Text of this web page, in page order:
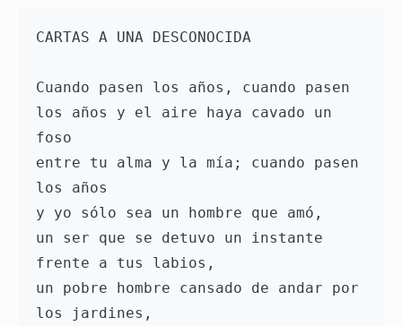
CARTAS A UNA DESCONOCIDA
Cuando pasen los años, cuando pasen
los años y el aire haya cavado un
foso
entre tu alma y la mía; cuando pasen
los años
y yo sólo sea un hombre que amó,
un ser que se detuvo un instante
frente a tus labios,
un pobre hombre cansado de andar por
los jardines,